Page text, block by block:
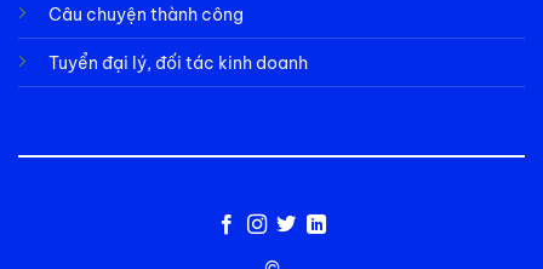
Câu chuyện thành công
Tuyển đại lý, đối tác kinh doanh